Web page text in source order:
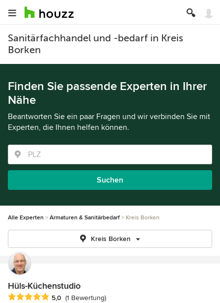
Sanitärfachhandel und -bedarf in Kreis
Borken
Finden Sie passende Experten in Ihrer
Nähe
Beantworten Sie ein paar Fragen und wir verbinden Sie mit
Experten, die Ihnen helfen können.
Suchen
Alle Experten Armaturen & Sanitärbedarf Kreis Borken
Kreis Borken
Hüls-Küchenstudio
Durchschnittliche Bewertung: 5 von 5 Sternen
5,0 (1 Bewertung)